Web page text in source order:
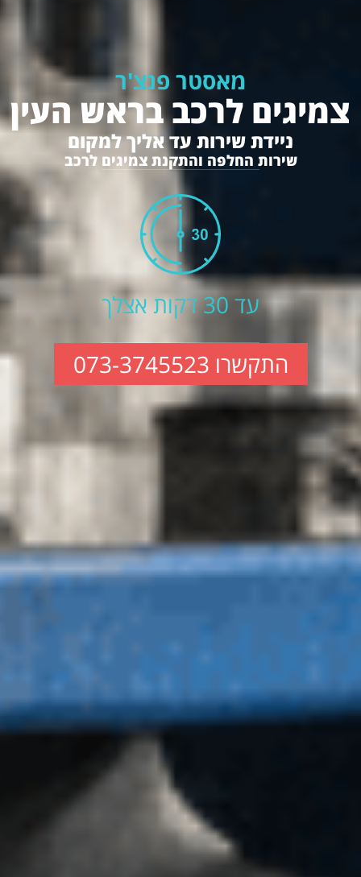
מאסטר פנצ'ר
צמיגים לרכב בראש העין
ניידת שירות עד אליך למקום
שירות החלפה והתקנת צמיגים לרכב
עד 30 דקות אצלך
התקשרו 073-3745523